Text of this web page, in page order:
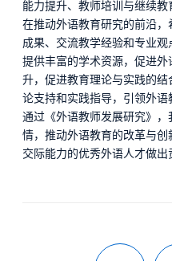
能力提升、教师培训与继续
在推动外语教育研究的前沿
成果、交流教学经验和专业
提供丰富的学术资源，促进
升，促进教育理论与实践的
论支持和实践指导，引领外语
通过《外语教师发展研究》
情，推动外语教育的改革与
交际能力的优秀外语人才做出